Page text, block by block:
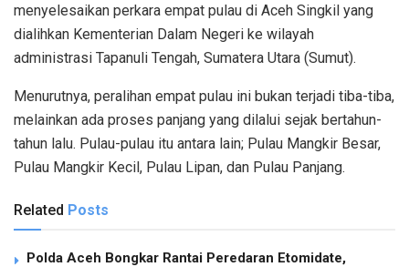
menyelesaikan perkara empat pulau di Aceh Singkil yang
dialihkan Kementerian Dalam Negeri ke wilayah
administrasi Tapanuli Tengah, Sumatera Utara (Sumut).
Menurutnya, peralihan empat pulau ini bukan terjadi tiba-tiba,
melainkan ada proses panjang yang dilalui sejak bertahun-
tahun lalu. Pulau-pulau itu antara lain; Pulau Mangkir Besar,
Pulau Mangkir Kecil, Pulau Lipan, dan Pulau Panjang.
Related Posts
Polda Aceh Bongkar Rantai Peredaran Etomidate,